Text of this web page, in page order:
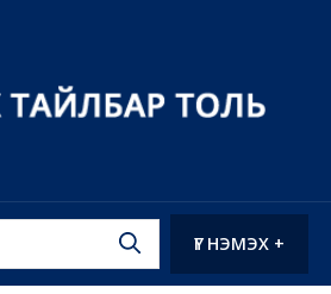
ҮГ НЭМЭХ +